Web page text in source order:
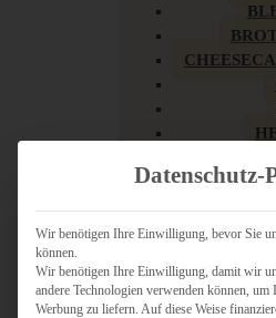
LOW
MY
Datenschutz-
Wir benötigen Ihre Einwilligung, bevor Sie
können.
Wir benötigen Ihre Einwilligung, damit wir
andere Technologien verwenden können, um
Werbung zu liefern. Auf diese Weise